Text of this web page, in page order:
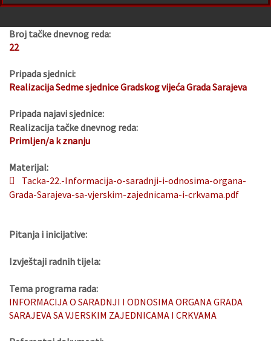
Broj tačke dnevnog reda:
22
Pripada sjednici:
Realizacija Sedme sjednice Gradskog vijeća Grada Sarajeva
Pripada najavi sjednice:
Realizacija tačke dnevnog reda:
Primljen/a k znanju
Materijal:
Tacka-22.-Informacija-o-saradnji-i-odnosima-organa-
Grada-Sarajeva-sa-vjerskim-zajednicama-i-crkvama.pdf
Pitanja i inicijative:
Izvještaji radnih tijela:
Tema programa rada:
INFORMACIJA O SARADNJI I ODNOSIMA ORGANA GRADA
SARAJEVA SA VJERSKIM ZAJEDNICAMA I CRKVAMA